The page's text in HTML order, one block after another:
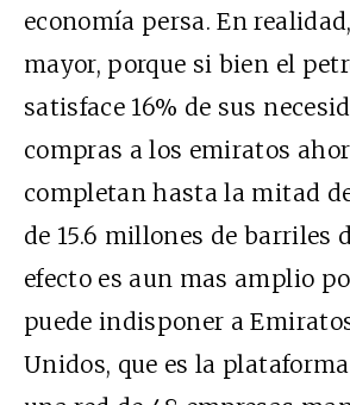
economía persa. En
mayor, porque si bien el
satisface 16% de sus
compras a los emiratos
completan hasta la mitad
de 15.6 millones de barriles
efecto es aun mas amplio
puede indisponer a
Unidos, que es la